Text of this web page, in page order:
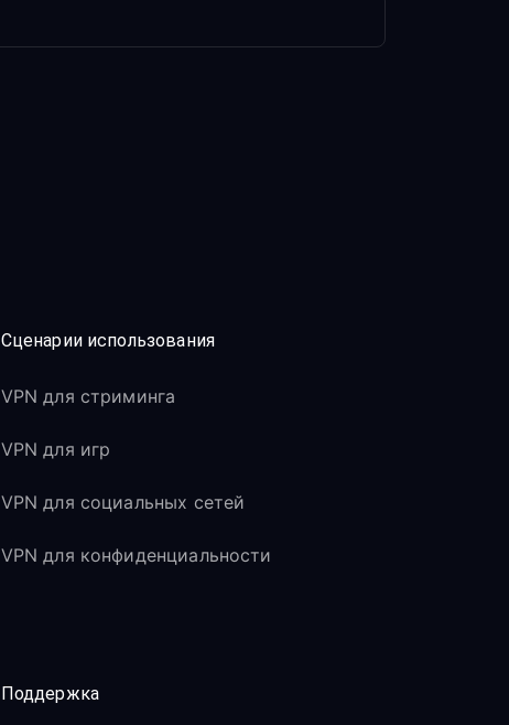
Сценарии использования
VPN для стриминга
VPN для игр
VPN для социальных сетей
VPN для конфиденциальности
Поддержка